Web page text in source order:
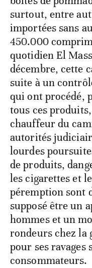
surtout, entre
importées sans
450.000
quotidien El
décembre, cette
suite à un
qui ont procédé,
tous ces
chauffeur du
autorités
lourdes
de produits,
les cigarettes et
péremption sont
supposé être un
hommes et un
rondeurs chez la
pour ses ravages
consommateurs.